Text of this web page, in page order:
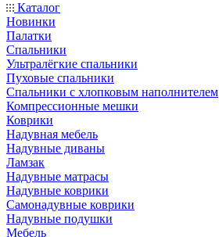
Каталог
Новинки
Палатки
Спальники
Ультралёгкие спальники
Пуховые спальники
Спальники с хлопковым наполнителем
Компрессионные мешки
Коврики
Надувная мебель
Надувные диваны
Ламзак
Надувные матрасы
Надувные коврики
Самонадувные коврики
Надувные подушки
Мебель